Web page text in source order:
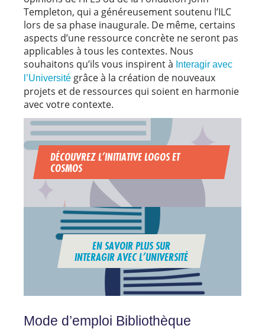
Templeton, qui a généreusement soutenu l’ILC
lors de sa phase inaugurale. De même, certains
aspects d’une ressource concrète ne seront pas
applicables à tous les contextes. Nous
souhaitons qu’ils vous inspirent à Interagir avec
l’Université grâce à la création de nouveaux
projets et de ressources qui soient en harmonie
avec votre contexte.
DÉCOUVREZ L’INITIATIVE LOGOS ET
COSMOS
EN SAVOIR PLUS SUR
INTERAGIR AVEC L’UNIVERSITÉ
Mode d’emploi Bibliothèque